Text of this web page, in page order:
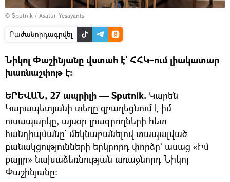
© Sputnik / Asatur Yesayants
Բաժանորդագրվել
Նիկոլ Փաշինյանը վստահ է` ՀՀԿ–ում լիակատար
խառնաշփոթ է։
ԵՐԵՎԱՆ, 27 ապրիլի — Sputnik. Կարեն
Կարապետյանի տեղը զբաղեցնում է իմ
ուսապարկը, այսօր լրագրողների հետ
հանդիպմանը` մեկնաբանելով տապալված
բանակցությունների երկրորդ փորձը` ասաց «Իմ
քայլը» նախաձեռնության առաջնորդ Նիկոլ
Փաշինյանը։